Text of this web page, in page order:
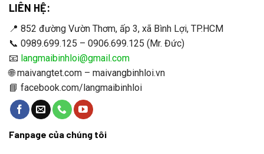
LIÊN HỆ:
📍 852 đường Vườn Thơm, ấp 3, xã Bình Lợi, TP.HCM
📞 0989.699.125 – 0906.699.125 (Mr. Đức)
📧 langmaibinhloi@gmail.com
🌐 maivangtet.com – maivangbinhloi.vn
📘 facebook.com/langmaibinhloi
Fanpage của chúng tôi